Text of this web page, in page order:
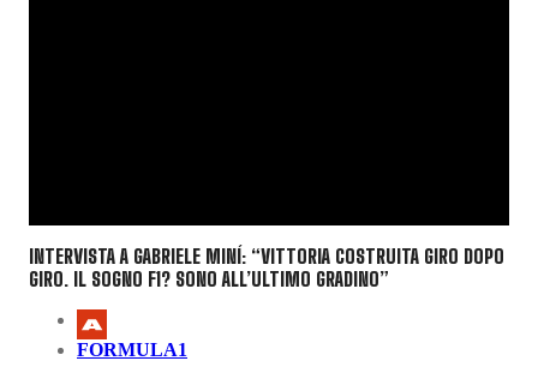
INTERVISTA A GABRIELE MINÍ: “VITTORIA COSTRUITA GIRO DOPO
GIRO. IL SOGNO F1? SONO ALL’ULTIMO GRADINO”
FORMULA1